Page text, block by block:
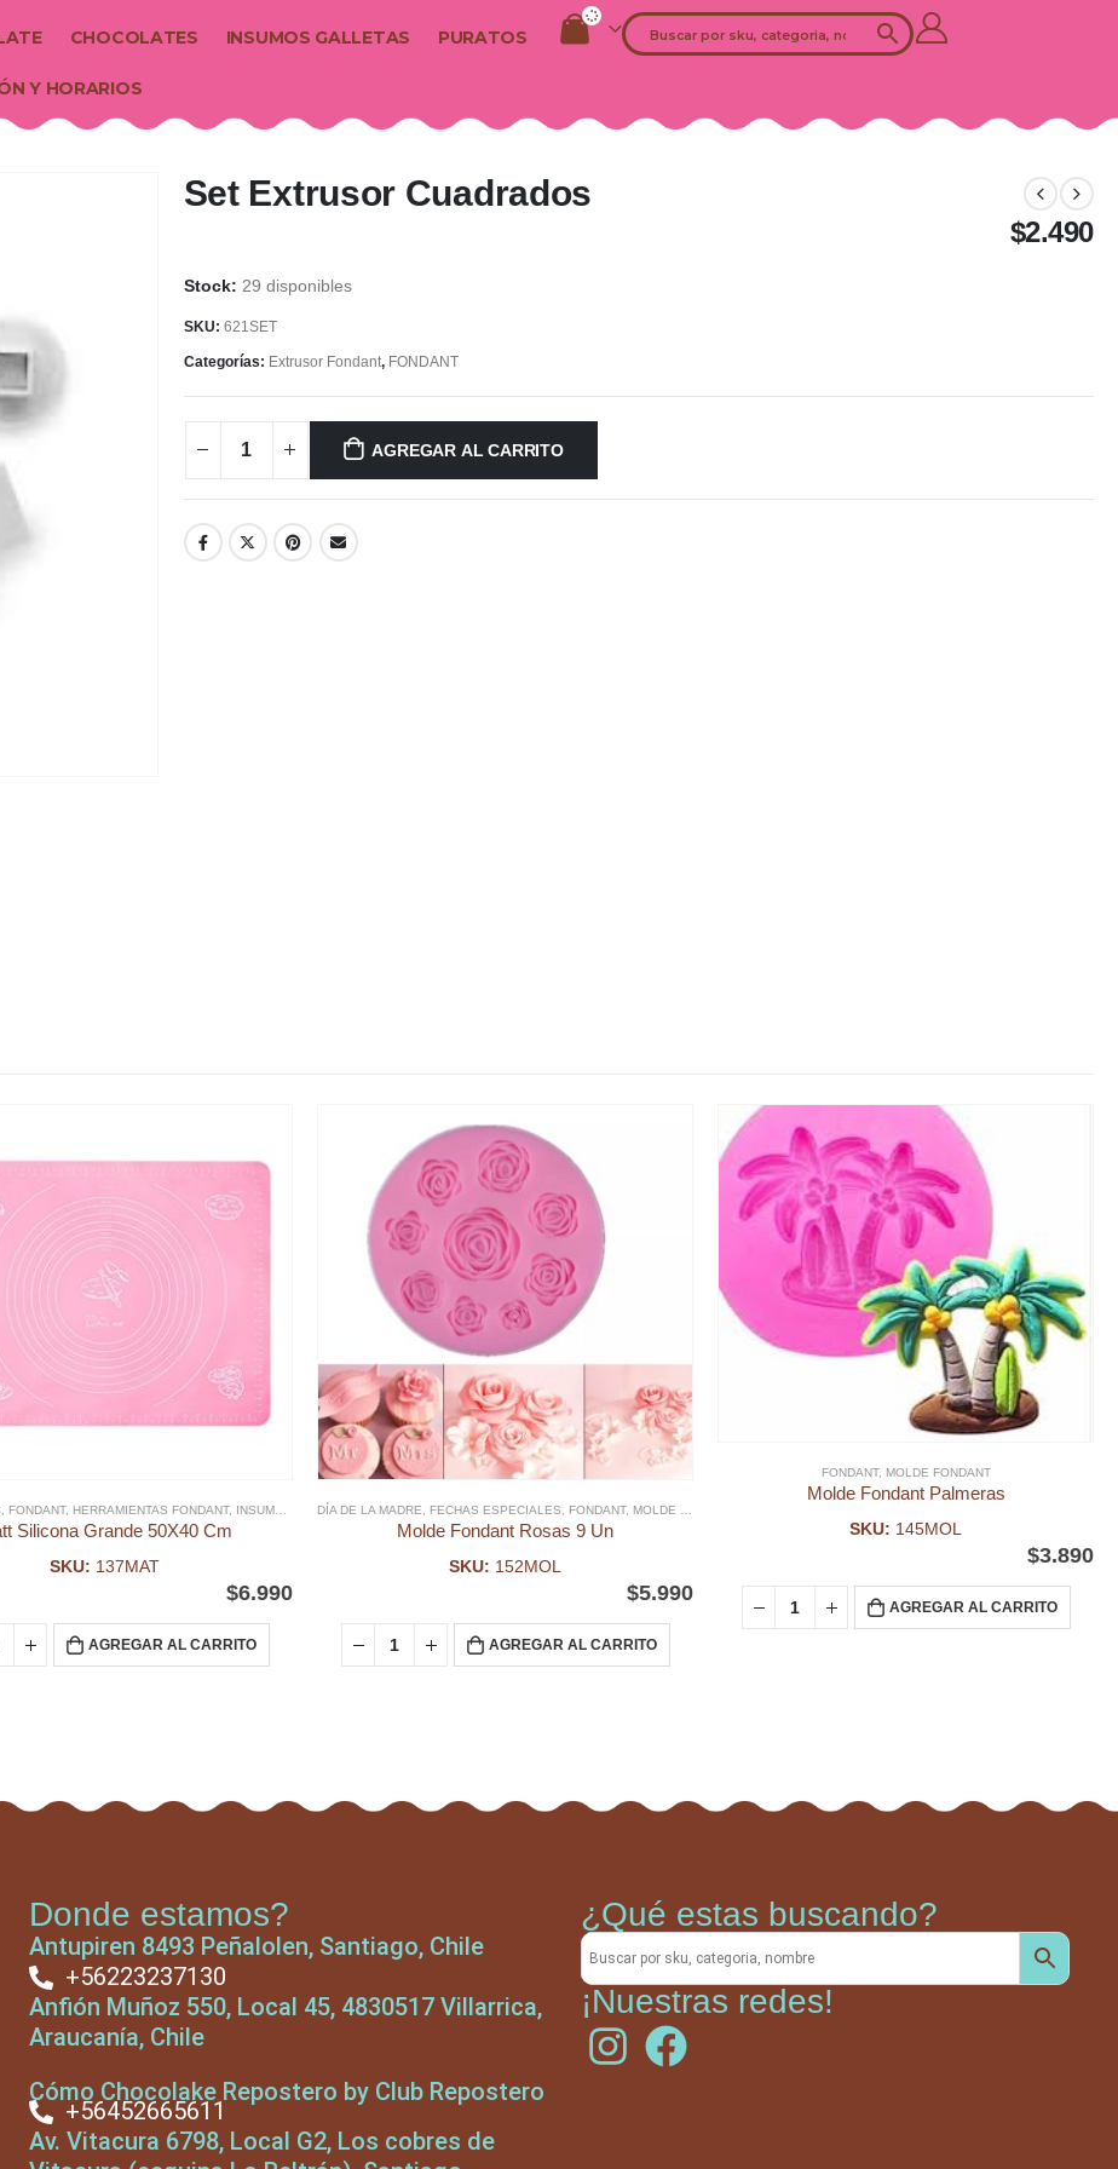
CHOCOLATES INSUMOS GALLETAS PURATOS
Y HORARIOS
Set Extrusor Cuadrados
$2.490
29 disponibles
SKU: 621SET
Categorías: Extrusor Fondant, FONDANT
AGREGAR AL CARRITO
,MOLDE FONDANT, MOLDES SILICONA, ACRILICO Y PLÁSTICO DIA DE LA MADRE
, FONDANT, HERRAMIENTAS FONDANT, INSUMOS GALLETAS
Silicona Grande 50X40 Cm
SKU: 137MAT
$6.990
AGREGAR AL CARRITO
DÍA DE LA MADRE, FECHAS ESPECIALES, FONDANT, MOLDE FONDANT
Molde Fondant Rosas 9 Un
SKU: 152MOL
$5.990
AGREGAR AL CARRITO
FONDANT, MOLDE FONDANT
Molde Fondant Palmeras
SKU: 145MOL
$3.890
AGREGAR AL CARRITO
Donde estamos?
Antupiren 8493 Peñalolen, Santiago, Chile
+56223237130
Anfión Muñoz 550, Local 45, 4830517 Villarrica,
Araucanía, Chile
Cómo Chocolake Repostero by Club Repostero
+56452665611
Av. Vitacura 6798, Local G2, Los cobres de
¿Qué estas buscando?
¡Nuestras redes!